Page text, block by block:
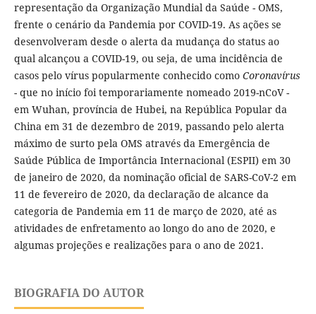
representação da Organização Mundial da Saúde - OMS,
frente o cenário da Pandemia por COVID-19. As ações se
desenvolveram desde o alerta da mudança do status ao
qual alcançou a COVID-19, ou seja, de uma incidência de
casos pelo vírus popularmente conhecido como Coronavírus
- que no início foi temporariamente nomeado 2019-nCoV -
em Wuhan, província de Hubei, na República Popular da
China em 31 de dezembro de 2019, passando pelo alerta
máximo de surto pela OMS através da Emergência de
Saúde Pública de Importância Internacional (ESPII) em 30
de janeiro de 2020, da nominação oficial de SARS-CoV-2 em
11 de fevereiro de 2020, da declaração de alcance da
categoria de Pandemia em 11 de março de 2020, até as
atividades de enfretamento ao longo do ano de 2020, e
algumas projeções e realizações para o ano de 2021.
BIOGRAFIA DO AUTOR